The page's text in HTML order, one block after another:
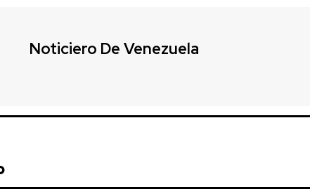
Noticiero De Venezuela